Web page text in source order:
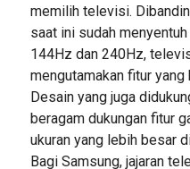
memilih televisi.
saat ini sudah
144Hz dan 240Hz,
mengutamakan fitur
Desain yang juga
beragam dukungan fitur
ukuran yang lebih besar
Bagi Samsung, jajaran